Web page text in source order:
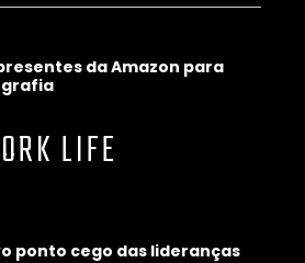
da Amazon para
LIFE
ponto cego das lideranças